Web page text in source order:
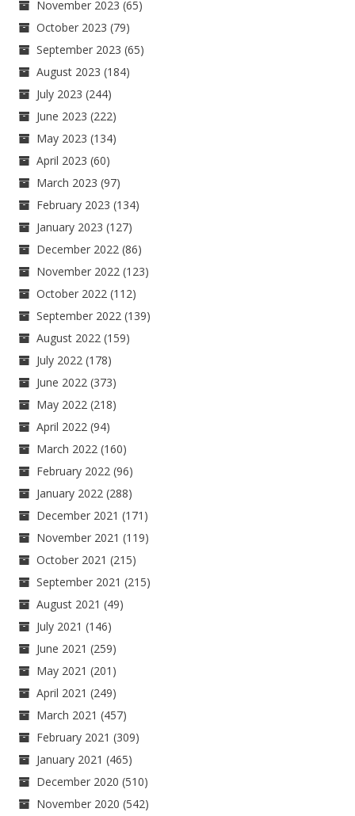
November 2023 (65)
October 2023 (79)
September 2023 (65)
August 2023 (184)
July 2023 (244)
June 2023 (222)
May 2023 (134)
April 2023 (60)
March 2023 (97)
February 2023 (134)
January 2023 (127)
December 2022 (86)
November 2022 (123)
October 2022 (112)
September 2022 (139)
August 2022 (159)
July 2022 (178)
June 2022 (373)
May 2022 (218)
April 2022 (94)
March 2022 (160)
February 2022 (96)
January 2022 (288)
December 2021 (171)
November 2021 (119)
October 2021 (215)
September 2021 (215)
August 2021 (49)
July 2021 (146)
June 2021 (259)
May 2021 (201)
April 2021 (249)
March 2021 (457)
February 2021 (309)
January 2021 (465)
December 2020 (510)
November 2020 (542)